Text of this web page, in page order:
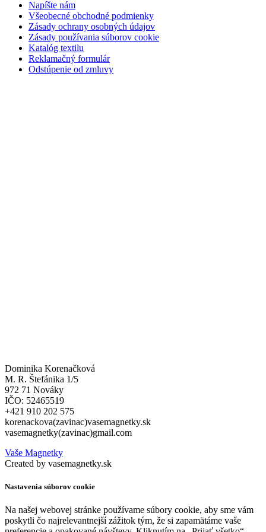
Napíšte nám
Všeobecné obchodné podmienky
Zásady ochrany osobných údajov
Zásady používania súborov cookie
Katalóg textilu
Reklamačný formulár
Odstúpenie od zmluvy
Dominika Korenačková
M. R. Štefánika 1/5
972 71 Nováky
IČO: 52465519
+421 910 202 575
korenackova(zavinac)vasemagnetky.sk
vasemagnetky(zavinac)gmail.com
Vaše Magnetky
Created by vasemagnetky.sk
Nastavenia súborov cookie
Na našej webovej stránke používame súbory cookie, aby sme vám
poskytli čo najrelevantnejší zážitok tým, že si zapamätáme vaše